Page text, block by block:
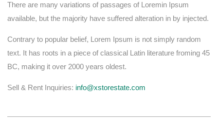
There are many variations of passages of Loremin Ipsum
available, but the majority have suffered alteration in by injected.
Contrary to popular belief, Lorem Ipsum is not simply random
text. It has roots in a piece of classical Latin literature froming 45
BC, making it over 2000 years oldest.
Sell & Rent Inquiries: info@xstorestate.com